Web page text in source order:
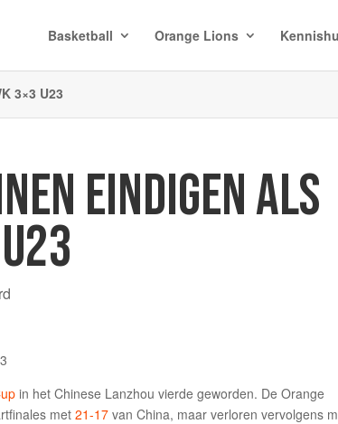
Basketball Orange Lions
3×3 U23
EINDIGEN ALS
in het Chinese Lanzhou vierde geworden. De Orange
met21-17 van China, maar verloren vervolgens